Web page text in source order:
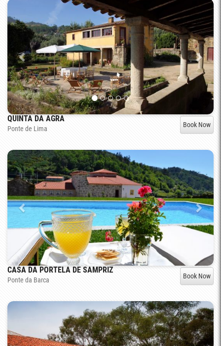
QUINTA DA AGRA
Ponte de Lima Book Now
CASA DA PORTELA DE SAMPRIZ
Ponte da Barca Book Now